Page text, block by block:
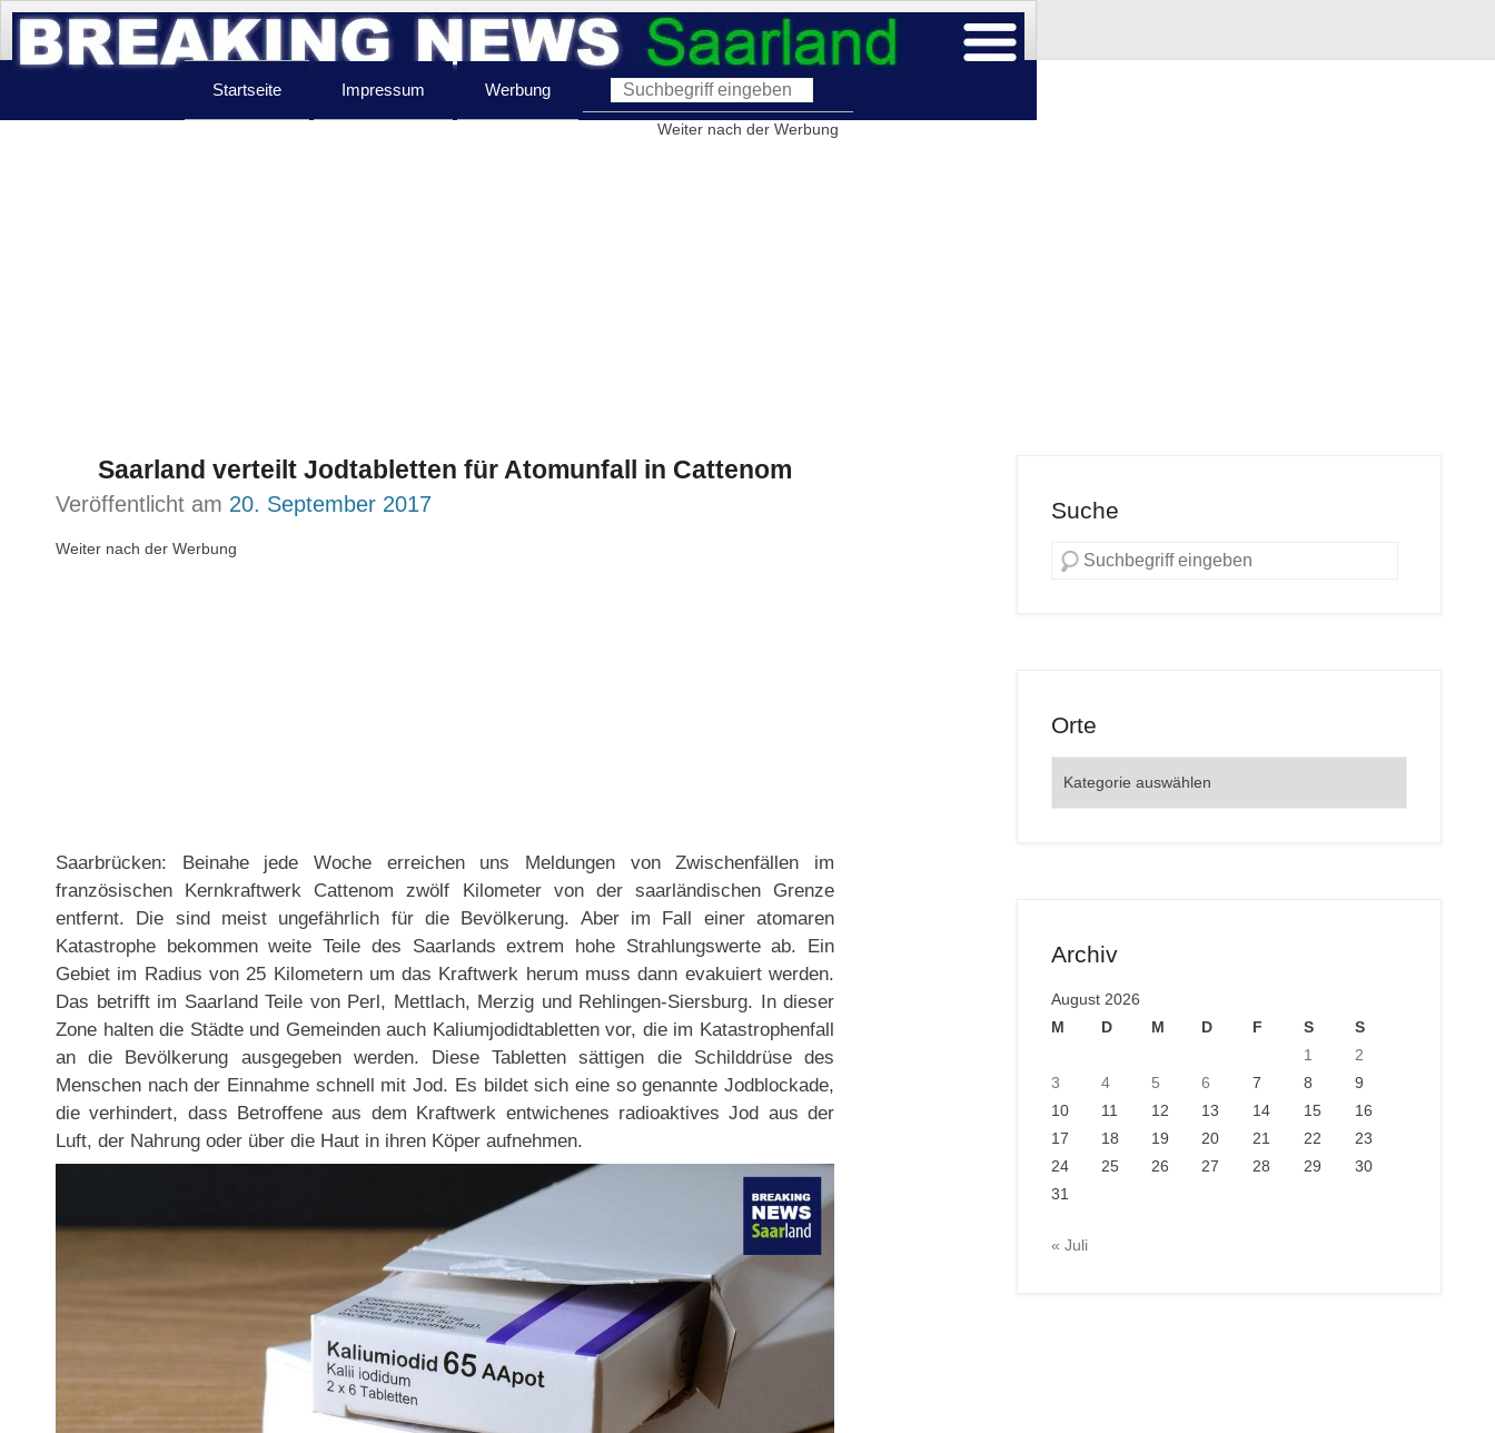
Startseite Impressum Werbung
Weiter nach der Werbung
Saarland verteilt Jodtabletten für Atomunfall in Cattenom
Veröffentlicht am 20. September 2017
Weiter nach der Werbung
Saarbrücken: Beinahe jede Woche erreichen uns Meldungen von Zwischenfällen im
französischen Kernkraftwerk Cattenom zwölf Kilometer von der saarländischen Grenze
entfernt. Die sind meist ungefährlich für die Bevölkerung. Aber im Fall einer atomaren
Katastrophe bekommen weite Teile des Saarlands extrem hohe Strahlungswerte ab. Ein
Gebiet im Radius von 25 Kilometern um das Kraftwerk herum muss dann evakuiert werden.
Das betrifft im Saarland Teile von Perl, Mettlach, Merzig und Rehlingen-Siersburg. In dieser
Zone halten die Städte und Gemeinden auch Kaliumjodidtabletten vor, die im Katastrophenfall
an die Bevölkerung ausgegeben werden. Diese Tabletten sättigen die Schilddrüse des
Menschen nach der Einnahme schnell mit Jod. Es bildet sich eine so genannte Jodblockade,
die verhindert, dass Betroffene aus dem Kraftwerk entwichenes radioaktives Jod aus der
Luft, der Nahrung oder über die Haut in ihren Köper aufnehmen.
Suche
Orte
Archiv
August 2026
M
D M D F S
S
1
2
3
4 5 6 7 8
9
10
11 12 13 14 15
16
17
18 19 20 21 22
23
24
25 26 27 28 29
30
31
« Juli